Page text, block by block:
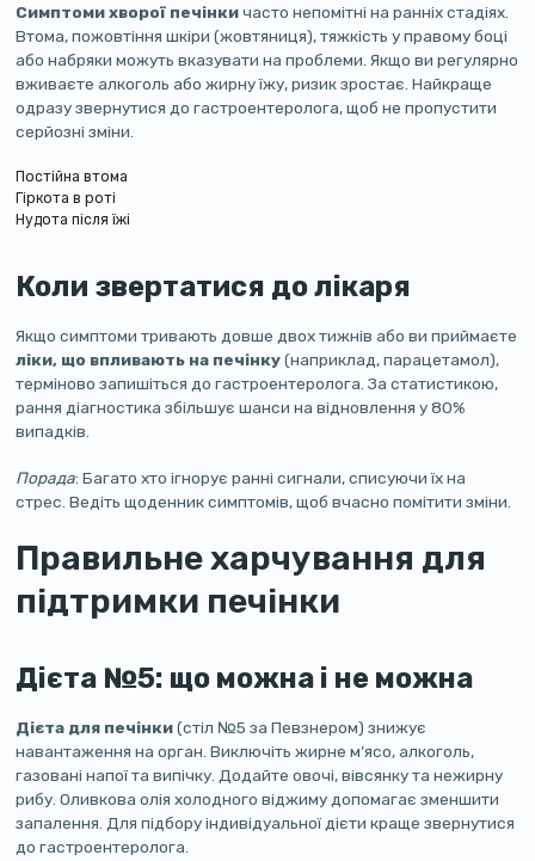
Симптоми хворої печінкичасто непомітні на ранніх стадіях.
Втома, пожовтіння шкіри (жовтяниця), тяжкість у правому боці
або набряки можуть вказувати на проблеми. Якщо ви регулярно
вживаєте алкоголь або жирну їжу, ризик зростає. Найкраще
одразу звернутися до гастроентеролога, щоб не пропустити
серйозні зміни.
Постійна втома
Гіркота в роті
Нудота після їжі
Коли звертатися до лікаря
Якщо симптоми тривають довше двох тижнів або ви приймаєте
ліки, що впливають на печінку(наприклад, парацетамол),
терміново запишіться до гастроентеролога. За статистикою,
рання діагностика збільшує шанси на відновлення у 80%
випадків.
Порада: Багато хто ігнорує ранні сигнали, списуючи їх на
стрес. Ведіть щоденник симптомів, щоб вчасно помітити зміни.
Правильне харчування для
підтримки печінки
Дієта №5: що можна і не можна
Дієта для печінки(стіл №5 за Певзнером) знижує
навантаження на орган. Виключіть жирне м’ясо, алкоголь,
газовані напої та випічку. Додайте овочі, вівсянку та нежирну
рибу. Оливкова олія холодного віджиму допомагає зменшити
запалення. Для підбору індивідуальної дієти краще звернутися
до гастроентеролога.